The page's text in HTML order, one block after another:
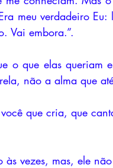
meu verdadeiro
Vai embora.”.
o que elas queriam
não a alma que
que cria, que
vezes, mas, ele